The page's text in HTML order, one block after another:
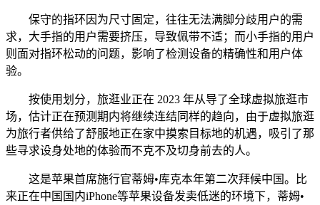
保守的指环因为尺寸固定，往往无法满脚分歧用户的需
求，大手指的用户需要挤压，导致佩带不适；而小手指的用户
则面对指环松动的问题，影响了检测设备的精确性和用户体
验。
按使用划分，旅逛业正在 2023 年从导了全球虚拟旅逛市
场，估计正在预测期内将继续连结同样的趋向，由于虚拟旅逛
为旅行者供给了舒服地正在家中摸索目标地的机遇，吸引了那
些寻求设身处地的体验而不克不及切身前去的人。
这是苹果首席施行官蒂姆•库克本年第二次拜候中国。比
来正在中国国内iPhone等苹果设备发卖低迷的环境下，蒂姆•